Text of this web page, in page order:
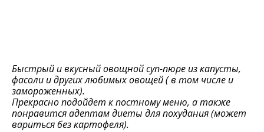
Быстрый и вкусный овощной суп-пюре из капусты,
фасоли и других любимых овощей ( в том числе и
замороженных).
Прекрасно подойдет к постному меню, а также
понравится адептам диеты для похудания (может
вариться без картофеля).